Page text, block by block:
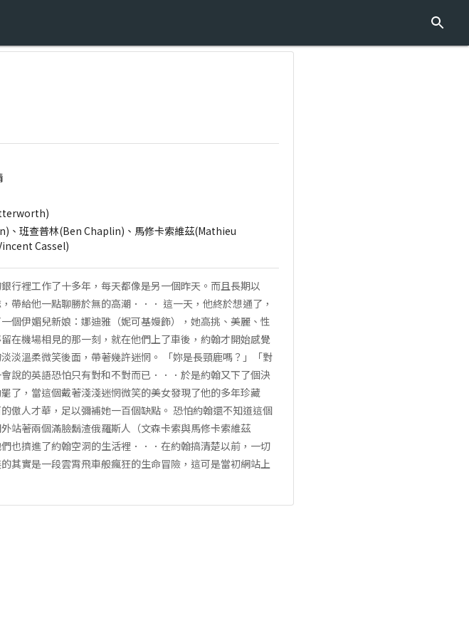
、班查普林(Ben Chaplin)、馬修卡索維茲(Mathieu
Cassel)
行裡工作了十多年，每天都像是另一個昨天。而且長期以
帶給他一點聊勝於無的高潮．．． 這一天，他終於想通了，
個伊媚兒新娘：娜迪雅（妮可基嫚飾），她高挑、美麗、性
在機場相見的那一刻，就在他們上了車後，約翰才開始感覺
淡溫柔微笑後面，帶著幾許迷惘。 「妳是長頸鹿嗎？」「對
說的英語恐怕只有對和不對而已．．．於是約翰又下了個決
了，當這個戴著淺淺迷惘微笑的美女發現了他的多年珍藏
傲人才華，足以彌補她一百個缺點。 恐怕約翰還不知道這個
站著兩個滿臉鬍渣俄羅斯人（文森卡索與馬修卡索維茲
也擠進了約翰空洞的生活裡．．．在約翰搞清楚以前，一切
其實是一段雲霄飛車般瘋狂的生命冒險，這可是當初網站上